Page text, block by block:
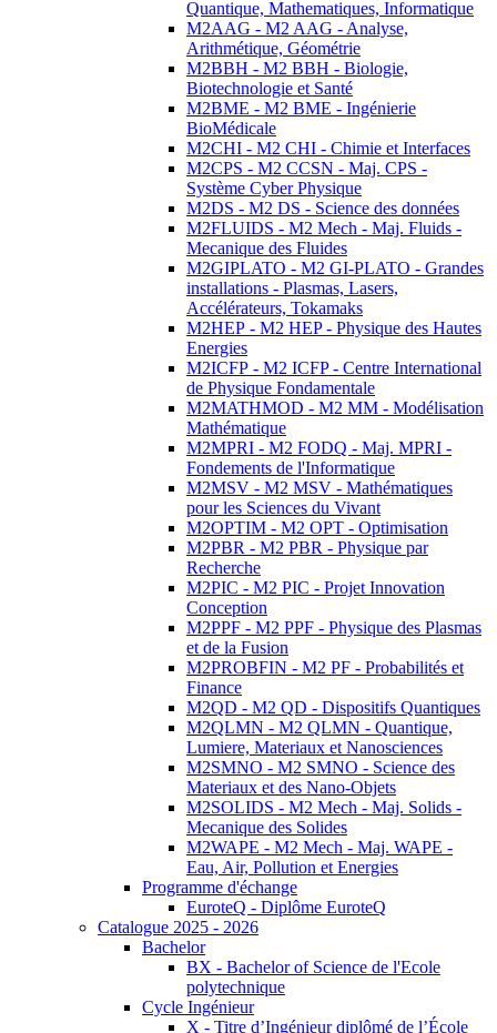
Quantique, Mathematiques, Informatique
M2AAG - M2 AAG - Analyse,
Arithmétique, Géométrie
M2BBH - M2 BBH - Biologie,
Biotechnologie et Santé
M2BME - M2 BME - Ingénierie
BioMédicale
M2CHI - M2 CHI - Chimie et Interfaces
M2CPS - M2 CCSN - Maj. CPS -
Système Cyber Physique
M2DS - M2 DS - Science des données
M2FLUIDS - M2 Mech - Maj. Fluids -
Mecanique des Fluides
M2GIPLATO - M2 GI-PLATO - Grandes
installations - Plasmas, Lasers,
Accélérateurs, Tokamaks
M2HEP - M2 HEP - Physique des Hautes
Energies
M2ICFP - M2 ICFP - Centre International
de Physique Fondamentale
M2MATHMOD - M2 MM - Modélisation
Mathématique
M2MPRI - M2 FODQ - Maj. MPRI -
Fondements de l'Informatique
M2MSV - M2 MSV - Mathématiques
pour les Sciences du Vivant
M2OPTIM - M2 OPT - Optimisation
M2PBR - M2 PBR - Physique par
Recherche
M2PIC - M2 PIC - Projet Innovation
Conception
M2PPF - M2 PPF - Physique des Plasmas
et de la Fusion
M2PROBFIN - M2 PF - Probabilités et
Finance
M2QD - M2 QD - Dispositifs Quantiques
M2QLMN - M2 QLMN - Quantique,
Lumiere, Materiaux et Nanosciences
M2SMNO - M2 SMNO - Science des
Materiaux et des Nano-Objets
M2SOLIDS - M2 Mech - Maj. Solids -
Mecanique des Solides
M2WAPE - M2 Mech - Maj. WAPE -
Eau, Air, Pollution et Energies
Programme d'échange
EuroteQ - Diplôme EuroteQ
Catalogue 2025 - 2026
Bachelor
BX - Bachelor of Science de l'Ecole
polytechnique
Cycle Ingénieur
X - Titre d’Ingénieur diplômé de l’École